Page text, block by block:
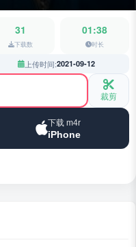
31
下载数
01:38
时长
上传时间:2021-09-12
裁剪
下载 m4r
iPhone